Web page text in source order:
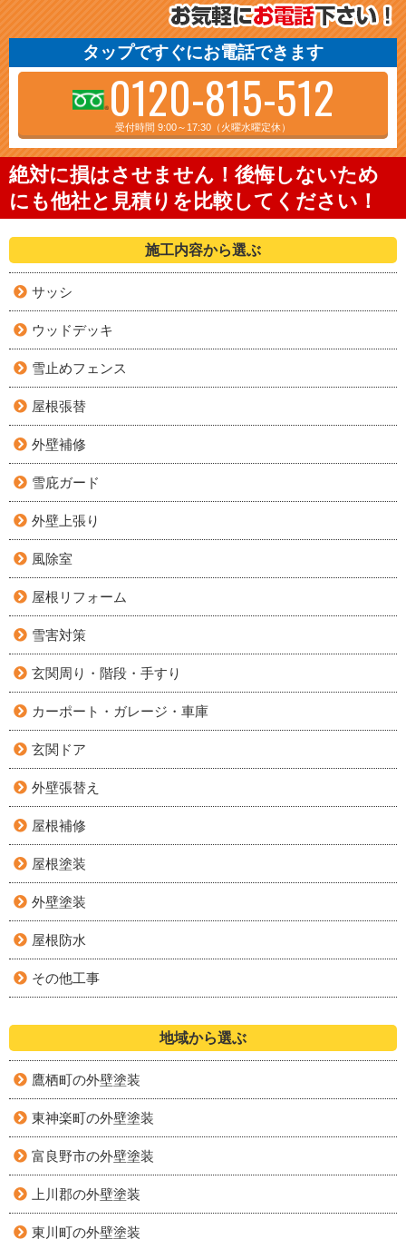
タップですぐにお電話できます
0120-815-512
受付時間 9:00～17:30（火曜水曜定休）
絶対に損はさせません！後悔しないため
にも他社と見積りを比較してください！
施工内容から選ぶ
サッシ
ウッドデッキ
雪止めフェンス
屋根張替
外壁補修
雪庇ガード
外壁上張り
風除室
屋根リフォーム
雪害対策
玄関周り・階段・手すり
カーポート・ガレージ・車庫
玄関ドア
外壁張替え
屋根補修
屋根塗装
外壁塗装
屋根防水
その他工事
地域から選ぶ
鷹栖町の外壁塗装
東神楽町の外壁塗装
富良野市の外壁塗装
上川郡の外壁塗装
東川町の外壁塗装